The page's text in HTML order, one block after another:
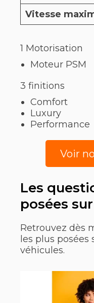
Vitesse
1 Motorisation
Moteur PSM
3 finitions
Comfort
Luxury
Performance
Voir
Les
posées
Retrouvez dès
les plus
véhicules.